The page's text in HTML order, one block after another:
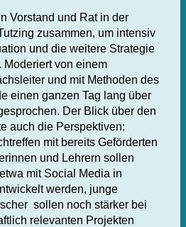
Vorstand und Rat in der
zusammen, um intensiv
und die weitere Strategie
Moderiert von einem
und mit Methoden des
einen ganzen Tag lang über
Der Blick über den
auch die Perspektiven:
mit bereits Geförderten
und Lehrern sollen
mit Social Media in
werden, junge
sollen noch stärker bei
relevanten Projekten